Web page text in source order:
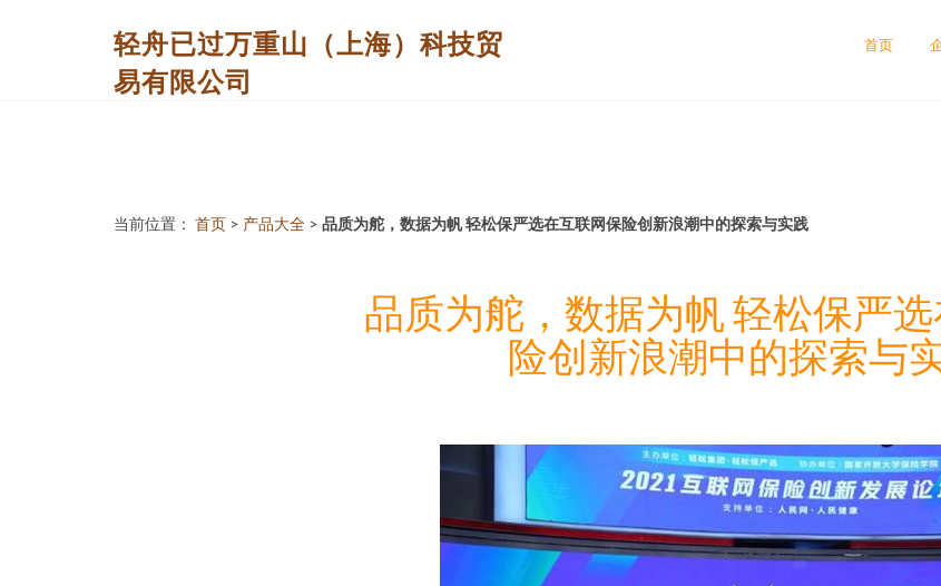
轻舟已过万重山（上海）科技贸
易有限公司
首页
当前位置： 首页 > 产品大全 > 品质为舵，数据为帆 轻松保严选在互联网保险创新浪潮中的探索与实践
品质为舵，数据为帆 轻松保严
险创新浪潮中的探索与